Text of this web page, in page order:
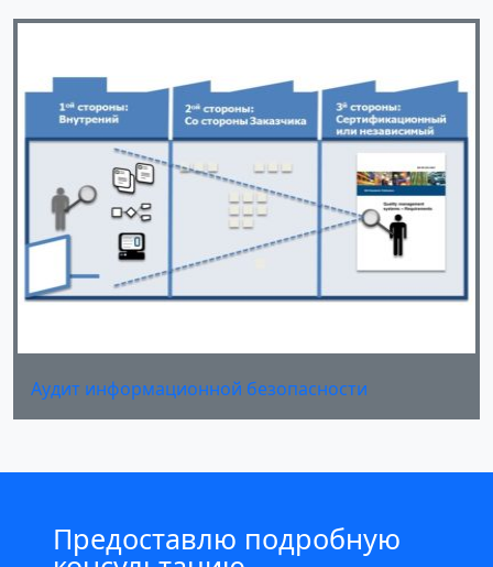
Аудит информационной безопасности
Предоставлю подробную